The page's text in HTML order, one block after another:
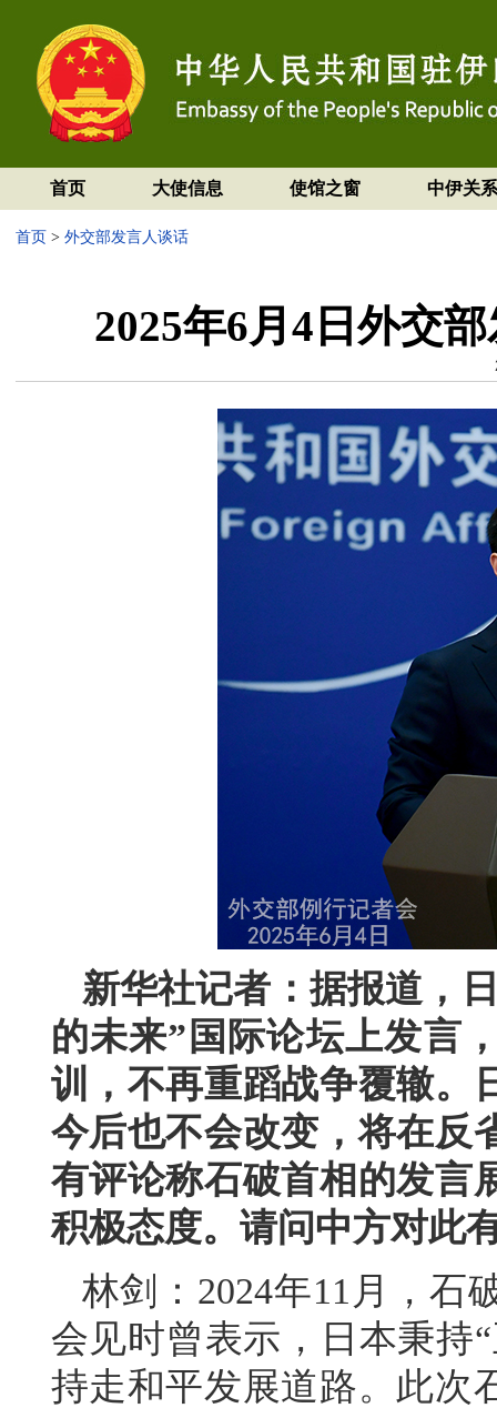
首页 大使信息 使馆之窗 中伊关系
首页 > 外交部发言人谈话
2025年6月4日外交
新华社记者：据报道，
的未来”国际论坛上发言
训，不再重蹈战争覆辙。
今后也不会改变，将在反
有评论称石破首相的发言
积极态度。请问中方对此
林剑：2024年11月，石
会见时曾表示，日本秉持
持走和平发展道路。此次